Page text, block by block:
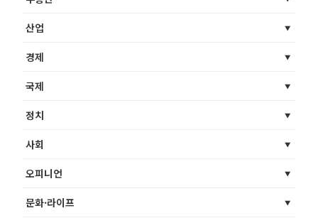
산업
경제
국제
정치
사회
오피니언
문화·라이프